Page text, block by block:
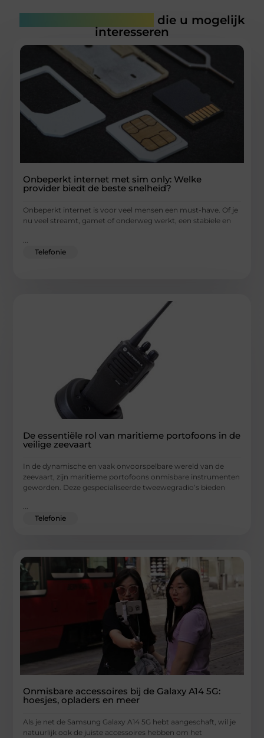
die u mogelijk
interesseren
Onbeperkt internet met sim only: Welke
provider biedt de beste snelheid?
Onbeperkt internet is voor veel mensen een must-have. Of je
nu veel streamt, gamet of onderweg werkt, een stabiele en
Telefonie
De essentiële rol van maritieme portofoons in de
veilige zeevaart
In de dynamische en vaak onvoorspelbare wereld van de
zeevaart, zijn maritieme portofoons onmisbare instrumenten
geworden. Deze gespecialiseerde tweewegradio’s bieden
...
Telefonie
Onmisbare accessoires bij de Galaxy A14 5G:
hoesjes, opladers en meer
Als je net de Samsung Galaxy A14 5G hebt aangeschaft, wil je
natuurlijk ook de juiste accessoires hebben om het